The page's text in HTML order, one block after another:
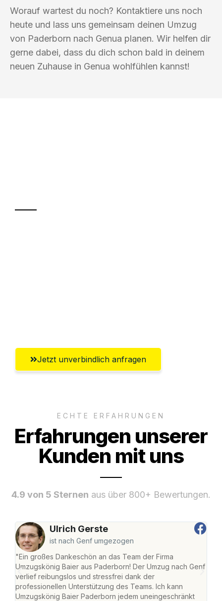
Worauf wartest du noch? Kontaktiere uns noch
heute und lass uns gemeinsam deinen Umzug
von Paderborn nach Genua planen. Wir helfen dir
gerne dabei, dass du dich schon bald in deinem
neuen Zuhause in Genua wohlfühlen kannst!
Jetzt unverbindlich anfragen
ECHTE ERFAHRUNGEN
Erfahrungen unserer
Kunden mit uns
4.9 von 5 Sternen aus über 800+ Bewertungen.
Ulrich Gerste
ist nach Genf umgezogen
"Ein großes Dankeschön an das Team der Firma
Umzugskönig Baier aus Paderborn! Der Umzug nach Genf
verlief reibungslos und stressfrei dank der
professionellen Unterstützung des Teams. Ich kann
Umzugskönig Baier Paderborn jedem uneingeschränkt